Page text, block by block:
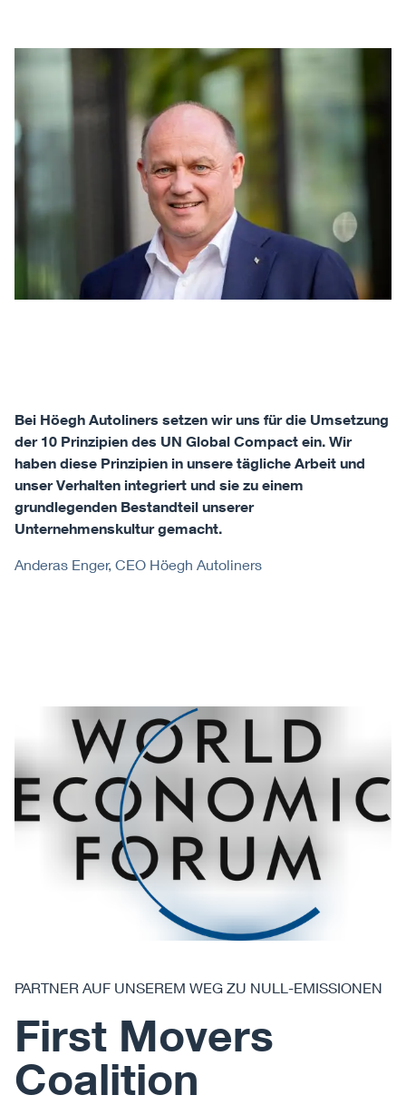
Bei Höegh Autoliners setzen wir uns für die Umsetzung
der 10 Prinzipien des UN Global Compact ein. Wir
haben diese Prinzipien in unsere tägliche Arbeit und
unser Verhalten integriert und sie zu einem
grundlegenden Bestandteil unserer
Unternehmenskultur gemacht.
Anderas Enger, CEO Höegh Autoliners
PARTNER AUF UNSEREM WEG ZU NULL-EMISSIONEN
First Movers
Coalition